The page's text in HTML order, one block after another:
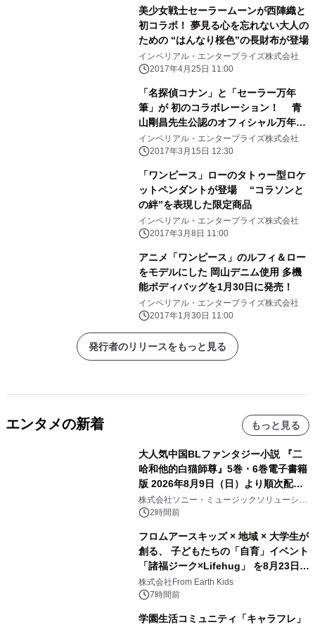
美少女戦士セーラームーンが西陣織と
初コラボ！ 夢見る心を忘れない大人の
ための “はんなり桜色”の長財布が登場
インペリアル・エンタープライズ株式会社
2017年4月25日 11:00
「名探偵コナン」と「セーラー万年
筆」が 初のコラボレーション！ 青
山剛昌先生公認のオフィシャル万年筆
が誕生！
インペリアル・エンタープライズ株式会社
2017年3月15日 12:30
「ワンピース」ローのタトゥー型ロケ
ットペンダントが登場 “コラソンと
の絆”を表現した限定商品
インペリアル・エンタープライズ株式会社
2017年3月8日 11:00
アニメ「ワンピース」のルフィ＆ロー
をモデルにした 岡山デニム使用 多機
能ボディバッグを1月30日に発売！
インペリアル・エンタープライズ株式会社
2017年1月30日 11:00
発行者のリリースをもっと見る
エンタメの新着 もっと見る
大人気中国BLファンタジー小説 『二
哈和他的白猫師尊』5巻・6巻電子書籍
版 2026年8月9日（日）より順次配信
開始
株式会社ソニー・ミュージックソリューショ
ンズ2時間前
フロムアースキッズ × 地域 × 大学生が
創る、 子どもたちの「自育」イベント
「諸福ジーク×Lifehug」 を8月23日
(日)開催
株式会社From Earth Kids
7時間前
学園生活コミュニティ「キャラフレ」